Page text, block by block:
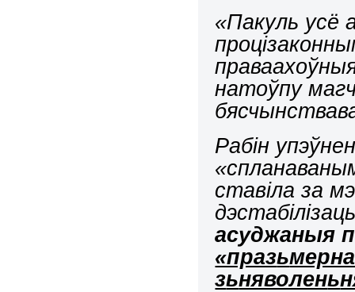
«Пакуль усё
натоўпу
Рабін
ставіла за
асуджаныя
«празь
зьняволень